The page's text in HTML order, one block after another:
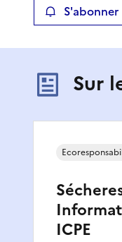
S'abonner
Sur
ICPE